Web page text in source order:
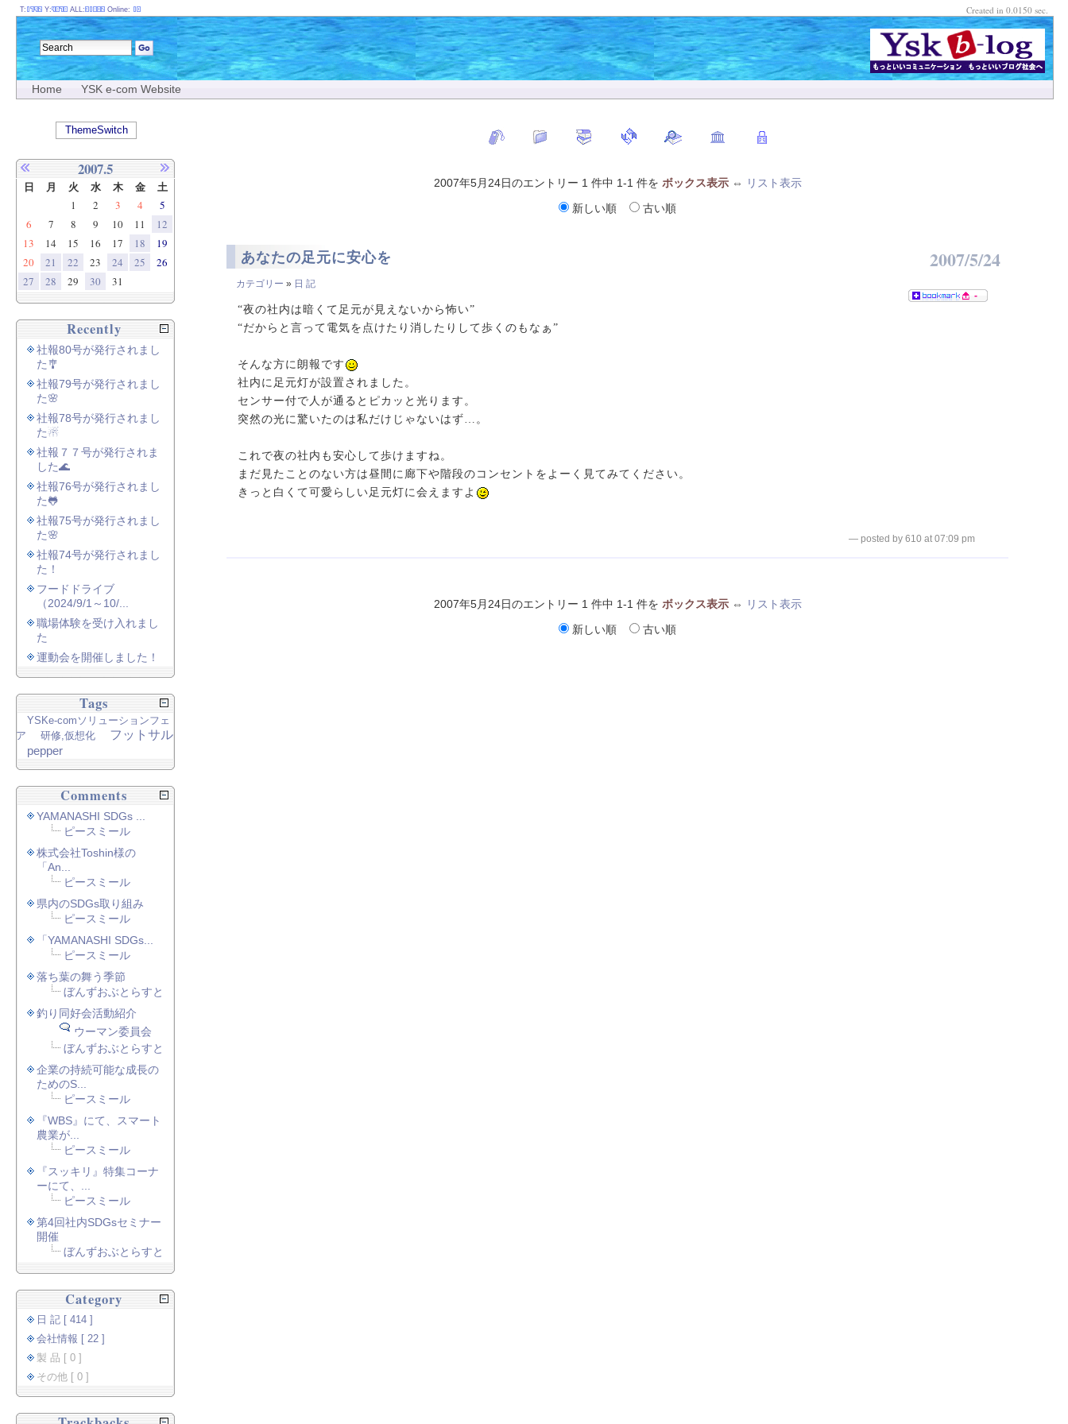
Home YSK e-com Website
2007年5月24日のエントリー 1 件中 1-1 件を ボックス表示⇔
リスト表示
新しい順
古い順
あなたの足元に安心を 2007/5/24
カテゴリー » 日 記
-
“夜の社内は暗くて足元が見えないから怖い”
“だからと言って電気を点けたり消したりして歩くのもなぁ”
そんな方に朗報です
社内に足元灯が設置されました。
センサー付で人が通るとピカッと光ります。
突然の光に驚いたのは私だけじゃないはず…。
これで夜の社内も安心して歩けますね。
まだ見たことのない方は昼間に廊下や階段のコンセントをよーく見てみてください。
きっと白くて可愛らしい足元灯に会えますよ
— posted by 610 at 07:09 pm
2007年5月24日のエントリー 1 件中 1-1 件を ボックス表示⇔
リスト表示
新しい順
古い順
T: Y: ALL: Online:
ThemeSwitch
Created in 0.0150 sec.
2007.5
日 月 火 水 木 金 土
1 2 3 4
5
6
7 8 9 10 11
12
13
14 15 16 17 18
19
20
21 22 23 24 25
26
27
28 29 30 31
Recently
社報80号が発行されまし
た🎐
社報79号が発行されまし
た🌸
社報78号が発行されまし
た☃
社報７７号が発行されま
した🌊
社報76号が発行されまし
た🐸
社報75号が発行されまし
た🌸
社報74号が発行されまし
た！
フードドライブ
（2024/9/1～10/...
職場体験を受け入れまし
た
運動会を開催しました！
Tags
YSKe-comソリューションフェ
ア
研修,仮想化
フットサル
pepper
Comments
YAMANASHI SDGs ...
ピースミール
株式会社Toshin様の
「An...
ピースミール
県内のSDGs取り組み
ピースミール
「YAMANASHI SDGs...
ピースミール
落ち葉の舞う季節
ぼんずおぶとらすと
釣り同好会活動紹介
ウーマン委員会
ぼんずおぶとらすと
企業の持続可能な成長の
ためのS...
ピースミール
『WBS』にて、スマート
農業が...
ピースミール
『スッキリ』特集コーナ
ーにて、...
ピースミール
第4回社内SDGsセミナー
開催
ぼんずおぶとらすと
Category
日 記 [ 414 ]
会社情報 [ 22 ]
製 品 [ 0 ]
その他 [ 0 ]